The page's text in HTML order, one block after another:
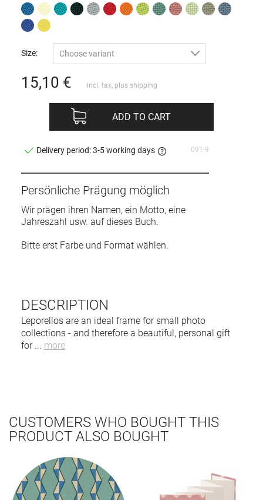
DESCRIPTION
Leporellos are an ideal frame for small photo
collections - and therefore a beautiful, personal gift
for ... more
Size: Choose variant
15,10 € incl. tax, plus shipping
ADD TO CART
Delivery period: 3-5 working days 091-9
Persönliche Prägung möglich
Wir prägen ihren Namen, ein Motto, eine
Jahreszahl usw. auf dieses Buch.
Bitte erst Farbe und Format wählen.
CUSTOMERS WHO BOUGHT THIS
PRODUCT ALSO BOUGHT